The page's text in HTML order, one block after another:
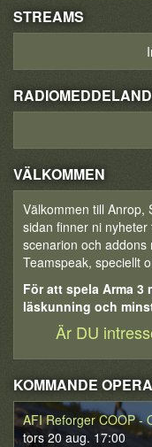
STREAMS
VÄLKOMMEN
Välkommen till Anrop,
sidan finner ni
scenarion och
Teamspeak, speciellt
För att spela Arma 3
läskunning och
Är DU
KOMMANDE
AFI Reforger COOP -
tors 20 aug. 17:00